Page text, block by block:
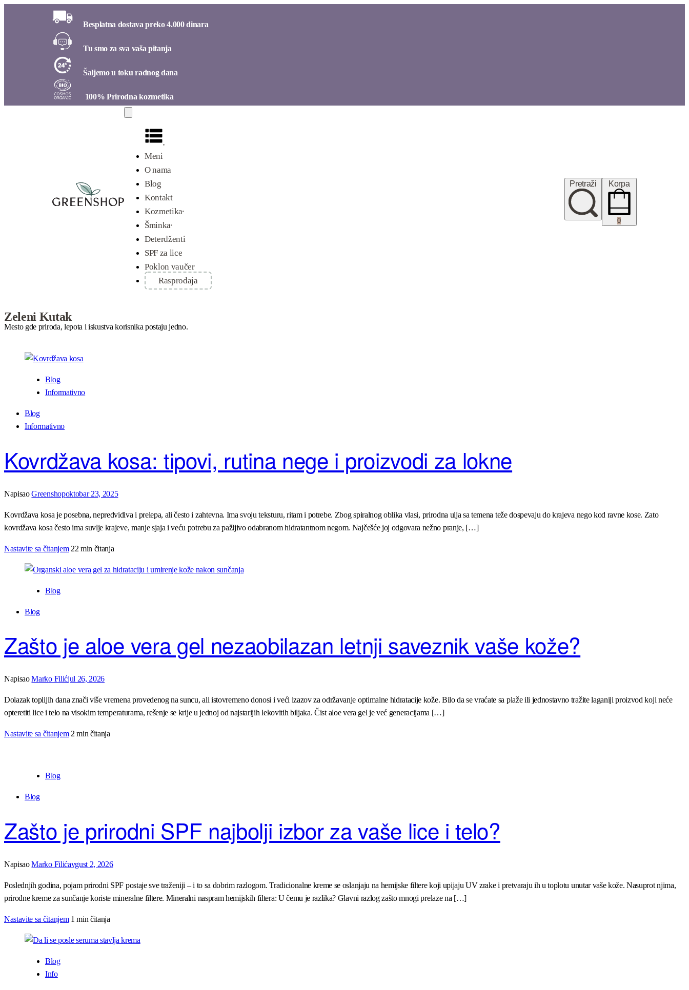
Besplatna dostava preko 4.000 dinara​
Tu smo za sva vaša pitanja​
Šaljemo u toku radnog dana​
100% Prirodna kozmetika​
Meni
O nama
Blog
Kontakt
Kozmetika
Šminka
Deterdženti
SPF za lice
Poklon vaučer
Rasprodaja
Pretraži Korpa
0
Zeleni Kutak
Mesto gde priroda, lepota i iskustva korisnika postaju jedno.
Blog
Informativno
Blog
Informativno
Kovrdžava kosa: tipovi, rutina nege i proizvodi za lokne
NapisaoGreenshopoktobar 23, 2025
Kovrdžava kosa je posebna, nepredvidiva i prelepa, ali često i zahtevna. Ima svoju teksturu, ritam i potrebe. Zbog spiralnog oblika vlasi, prirodna ulja sa temena teže dospevaju do krajeva nego kod ravne kose. Zato
kovrdžava kosa često ima suvlje krajeve, manje sjaja i veću potrebu za pažljivo odabranom hidratantnom negom. Najčešće joj odgovara nežno pranje, […]
Nastavite sa čitanjem 22 min čitanja
Blog
Blog
Zašto je aloe vera gel nezaobilazan letnji saveznik vaše kože?
NapisaoMarko Filićjul 26, 2026
Dolazak toplijih dana znači više vremena provedenog na suncu, ali istovremeno donosi i veći izazov za održavanje optimalne hidratacije kože. Bilo da se vraćate sa plaže ili jednostavno tražite laganiji proizvod koji neće
opteretiti lice i telo na visokim temperaturama, rešenje se krije u jednoj od najstarijih lekovitih biljaka. Čist aloe vera gel je već generacijama […]
Nastavite sa čitanjem 2 min čitanja
Blog
Blog
Zašto je prirodni SPF najbolji izbor za vaše lice i telo?
NapisaoMarko Filićavgust 2, 2026
Poslednjih godina, pojam prirodni SPF postaje sve traženiji – i to sa dobrim razlogom. Tradicionalne kreme se oslanjaju na hemijske filtere koji upijaju UV zrake i pretvaraju ih u toplotu unutar vaše kože. Nasuprot njima,
prirodne kreme za sunčanje koriste mineralne filtere. Mineralni naspram hemijskih filtera: U čemu je razlika? Glavni razlog zašto mnogi prelaze na […]
Nastavite sa čitanjem 1 min čitanja
Blog
Info